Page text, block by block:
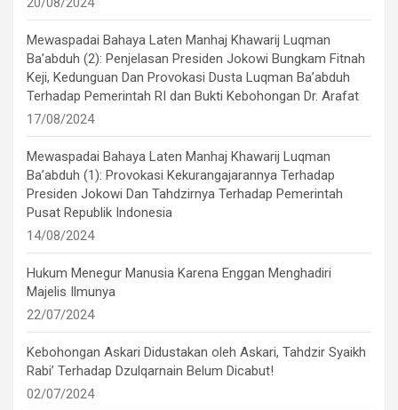
Mewaspadai Bahaya Laten Manhaj Khawarij Luqman
Ba’abduh (2): Penjelasan Presiden Jokowi Bungkam Fitnah
Keji, Kedunguan Dan Provokasi Dusta Luqman Ba’abduh
Terhadap Pemerintah RI dan Bukti Kebohongan Dr. Arafat
17/08/2024
Mewaspadai Bahaya Laten Manhaj Khawarij Luqman
Ba’abduh (1): Provokasi Kekurangajarannya Terhadap
Presiden Jokowi Dan Tahdzirnya Terhadap Pemerintah
Pusat Republik Indonesia
14/08/2024
Hukum Menegur Manusia Karena Enggan Menghadiri
Majelis Ilmunya
22/07/2024
Kebohongan Askari Didustakan oleh Askari, Tahdzir Syaikh
Rabi’ Terhadap Dzulqarnain Belum Dicabut!
02/07/2024